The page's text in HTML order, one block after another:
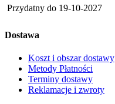
Przydatny do 19-10-2027
Dostawa
Koszt i obszar dostawy
Metody Płatności
Terminy dostawy
Reklamacje i zwroty